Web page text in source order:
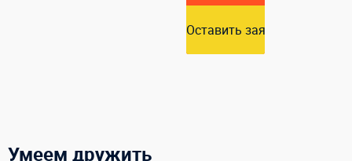
Оставить заявку
Умеем дружить